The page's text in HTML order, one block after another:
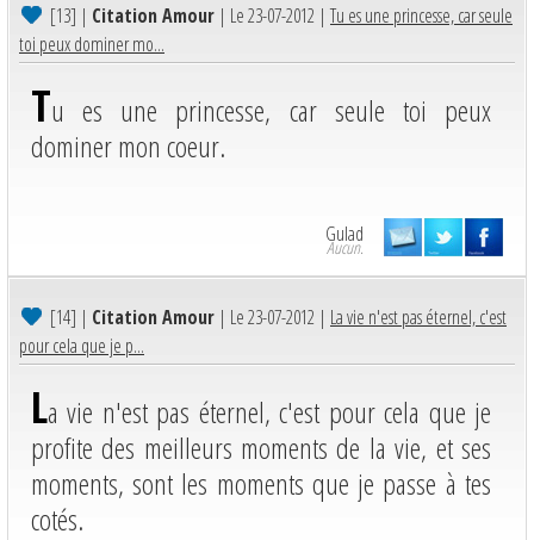
[13] | Citation Amour | Le 23-07-2012 |Tu es une princesse, car seule
toi peux dominer mo...
Tu es une princesse, car seule toi peux
dominer mon coeur.
Gulad
Aucun.
[14] | Citation Amour | Le 23-07-2012 | La vie n'est pas éternel, c'est
pour cela que je p...
La vie n'est pas éternel, c'est pour cela que je
profite des meilleurs moments de la vie, et ses
moments, sont les moments que je passe à tes
cotés.